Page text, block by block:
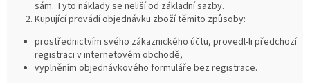
sám. Tyto náklady se neliší od základní sazby.
Kupující provádí objednávku zboží těmito způsoby:
prostřednictvím svého zákaznického účtu, provedl-li předchozí
registraci v internetovém obchodě,
vyplněním objednávkového formuláře bez registrace.